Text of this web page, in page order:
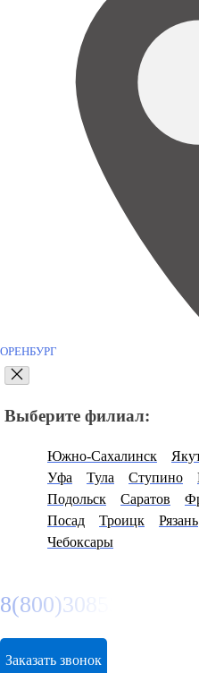
ОРЕНБУРГ
Выберите филиал:
Южно-Сахалинск
Уфа
Тула Ступино
Подольск
Саратов
Посад
Троицк Рязань
Чебоксары
8(800)3085303
Заказать звонок